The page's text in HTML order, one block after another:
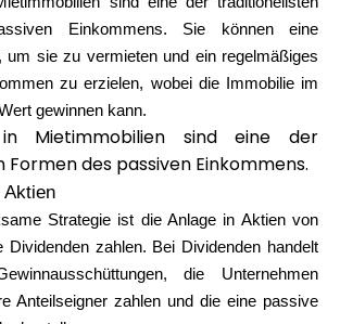
Einkommens. Sie können eine
um sie zu vermieten und ein regelmäßiges
zu erzielen, wobei die Immobilie im
gewinnen kann.
in Mietimmobilien sind eine der
des passiven Einkommens.
Aktien
Strategie ist die Anlage in Aktien von
Dividenden zahlen. Bei Dividenden handelt
die Unternehmen
Anteilseigner zahlen und die eine passive